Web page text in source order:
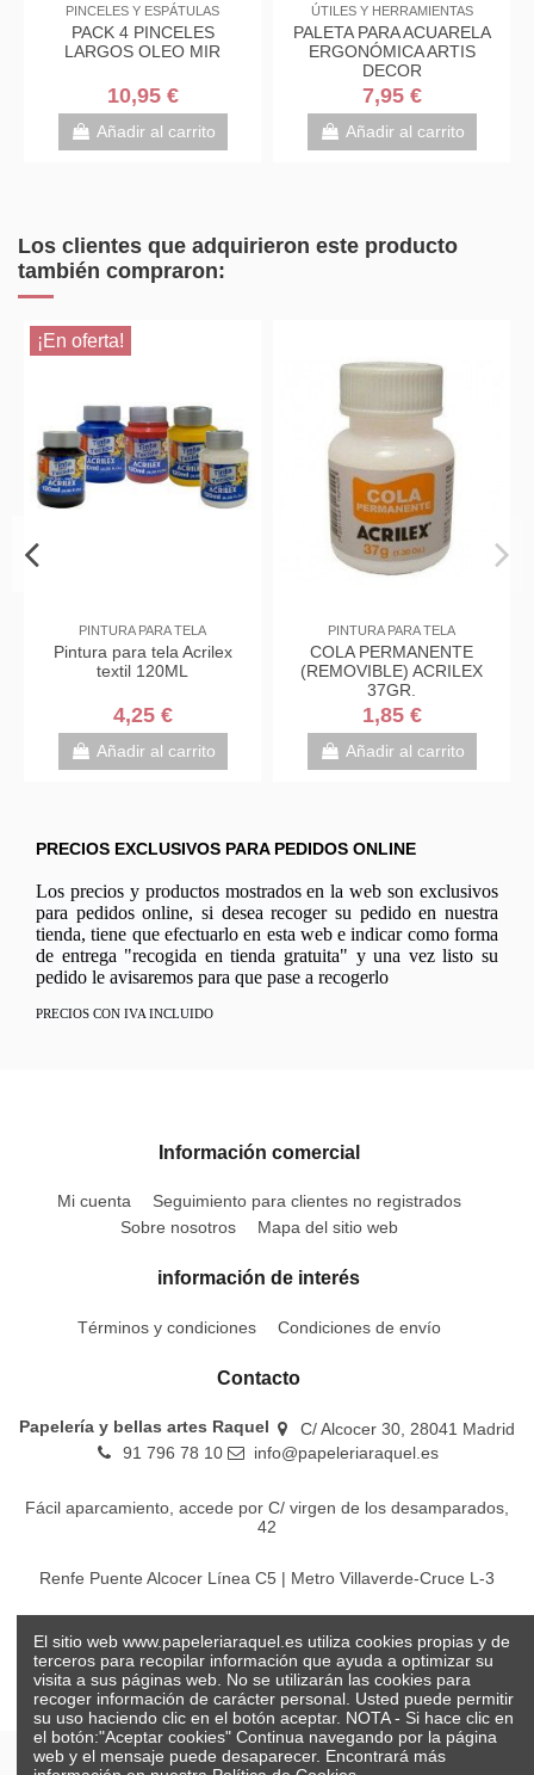
PINCELES Y ESPÁTULAS
PACK 4 PINCELES
LARGOS OLEO MIR
10,95 €
Añadir al carrito
ÚTILES Y HERRAMIENTAS
PALETA PARA ACUARELA
ERGONÓMICA ARTIS
DECOR
7,95 €
Añadir al carrito
Los clientes que adquirieron este producto
también compraron:
¡En oferta!
PINTURA PARA TELA
Pintura para tela Acrilex
textil 120ML
4,25 €
Añadir al carrito
PINTURA PARA TELA
COLA PERMANENTE
(REMOVIBLE) ACRILEX
37GR.
1,85 €
Añadir al carrito
PRECIOS EXCLUSIVOS PARA PEDIDOS ONLINE
Los precios y productos mostrados en la web son exclusivos
para pedidos online, si desea recoger su pedido en nuestra
tienda, tiene que efectuarlo en esta web e indicar como forma
de entrega "recogida en tienda gratuita" y una vez listo su
pedido le avisaremos para que pase a recogerlo
PRECIOS CON IVA INCLUIDO
Información comercial
Mi cuenta
Seguimiento para clientes no registrados
Sobre nosotros
Mapa del sitio web
información de interés
Términos y condiciones Condiciones de envío
Contacto
Papelería y bellas artes Raquel
C/ Alcocer 30, 28041 Madrid
91 796 78 10
info@papeleriaraquel.es
Fácil aparcamiento, accede por C/ virgen de los desamparados,
42
Renfe Puente Alcocer Línea C5 | Metro Villaverde-Cruce L-3
El sitio web www.papeleriaraquel.es utiliza cookies propias y de
terceros para recopilar información que ayuda a optimizar su
visita a sus páginas web. No se utilizarán las cookies para
recoger información de carácter personal. Usted puede permitir
su uso haciendo clic en el botón aceptar. NOTA - Si hace clic en
el botón:"Aceptar cookies" Continua navegando por la página
web y el mensaje puede desaparecer. Encontrará más